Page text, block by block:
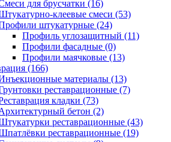
для брусчатки (16)
клеевые смеси (53)
штукатурные (24)
Профиль углозащитный (11)
Профили фасадные (0)
Профили маячковые (13)
(166)
материалы (13)
реставрационные (7)
кладки (73)
бетон (2)
реставрационные (43)
реставрационные (19)